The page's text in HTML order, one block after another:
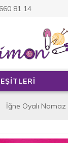
81 14
İğne Oyalı Namaz